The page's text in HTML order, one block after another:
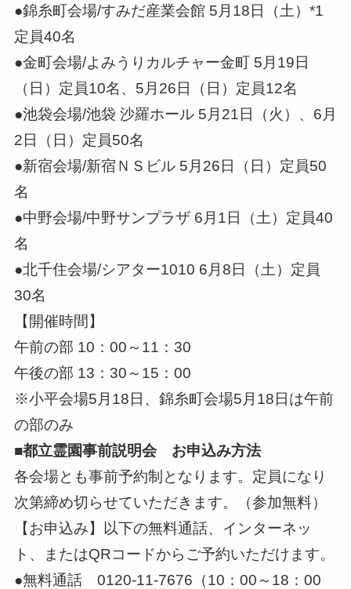
●錦糸町会場/すみだ産業会館 5月18日（土）*1
定員40名
●金町会場/よみうりカルチャー金町 5月19日
（日）定員10名、5月26日（日）定員12名
●池袋会場/池袋 沙羅ホール 5月21日（火）、6月
2日（日）定員50名
●新宿会場/新宿ＮＳビル 5月26日（日）定員50
名
●中野会場/中野サンプラザ 6月1日（土）定員40
名
●北千住会場/シアター1010 6月8日（土）定員
30名
【開催時間】
午前の部 10：00～11：30
午後の部 13：30～15：00
※小平会場5月18日、錦糸町会場5月18日は午前
の部のみ
■都立霊園事前説明会
お申込み方法
各会場とも事前予約制となります。定員になり
次第締め切らせていただきます。（参加無料）
【お申込み】以下の無料通話、インターネッ
ト、またはQRコードからご予約いただけます。
●無料通話 0120-11-7676（10：00～18：00